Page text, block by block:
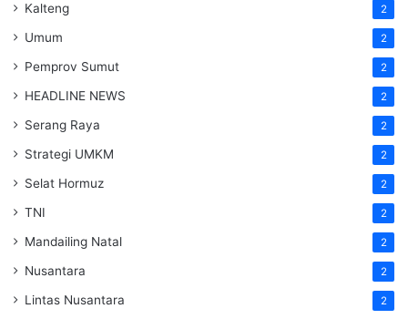
Kalteng 2
Umum 2
Pemprov Sumut 2
HEADLINE NEWS 2
Serang Raya 2
Strategi UMKM 2
Selat Hormuz 2
TNI 2
Mandailing Natal 2
Nusantara 2
Lintas Nusantara 2